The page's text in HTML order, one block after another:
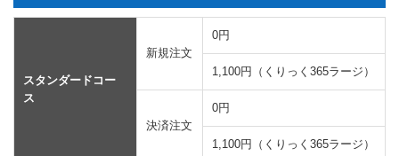
スタンダードコー
ス
新規注文
0円
1,100円（くりっく365ラージ）
決済注文
0円
1,100円（くりっく365ラージ）